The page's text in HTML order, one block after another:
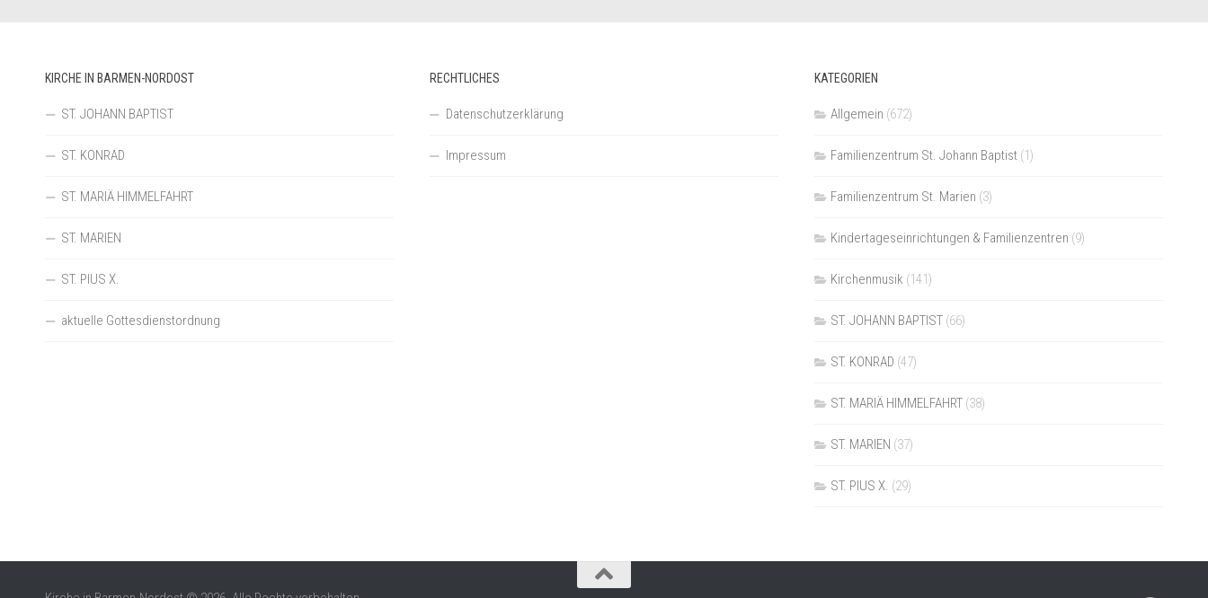
KIRCHE IN BARMEN-NORDOST
ST. JOHANN BAPTIST
ST. KONRAD
ST. MARIÄ HIMMELFAHRT
ST. MARIEN
ST. PIUS X.
aktuelle Gottesdienstordnung
RECHTLICHES
Datenschutzerklärung
Impressum
KATEGORIEN
Allgemein (672)
Familienzentrum St. Johann Baptist(1)
Familienzentrum St. Marien (3)
Kindertageseinrichtungen & Familienzentren (9)
Kirchenmusik (141)
ST. JOHANN BAPTIST(66)
ST. KONRAD (47)
ST. MARIÄ HIMMELFAHRT(38)
ST. MARIEN (37)
ST. PIUS X. (29)